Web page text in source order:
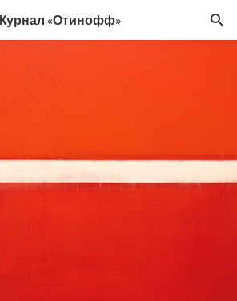
«Отинофф»